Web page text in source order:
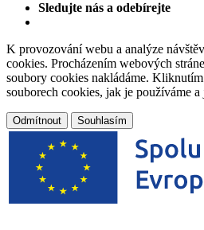
Sledujte nás a odebírejte
K provozování webu a analýze
cookies. Procházením webových
soubory cookies nakládáme. Kliknutím
souborech cookies, jak je používáme
Odmítnout Souhlasím